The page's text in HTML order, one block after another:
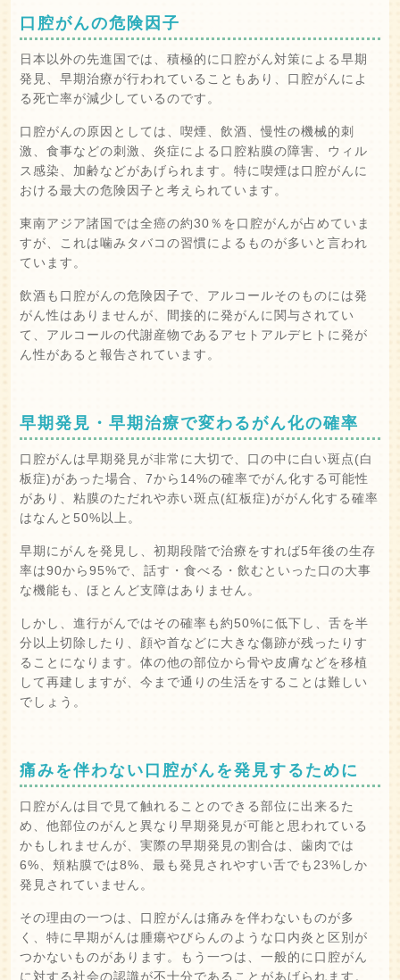
口腔がんの危険因子
日本以外の先進国では、積極的に口腔がん対策による早期
発見、早期治療が行われていることもあり、口腔がんによ
る死亡率が減少しているのです。
口腔がんの原因としては、喫煙、飲酒、慢性の機械的刺
激、食事などの刺激、炎症による口腔粘膜の障害、ウィル
ス感染、加齢などがあげられます。特に喫煙は口腔がんに
おける最大の危険因子と考えられています。
東南アジア諸国では全癌の約30％を口腔がんが占めていま
すが、これは噛みタバコの習慣によるものが多いと言われ
ています。
飲酒も口腔がんの危険因子で、アルコールそのものには発
がん性はありませんが、間接的に発がんに関与されてい
て、アルコールの代謝産物であるアセトアルデヒトに発が
ん性があると報告されています。
早期発見・早期治療で変わるがん化の確率
口腔がんは早期発見が非常に大切で、口の中に白い斑点(白
板症)があった場合、7から14%の確率でがん化する可能性
があり、粘膜のただれや赤い斑点(紅板症)ががん化する確率
はなんと50%以上。
早期にがんを発見し、初期段階で治療をすれば5年後の生存
率は90から95%で、話す・食べる・飲むといった口の大事
な機能も、ほとんど支障はありません。
しかし、進行がんではその確率も約50%に低下し、舌を半
分以上切除したり、顔や首などに大きな傷跡が残ったりす
ることになります。体の他の部位から骨や皮膚などを移植
して再建しますが、今まで通りの生活をすることは難しい
でしょう。
痛みを伴わない口腔がんを発見するために
口腔がんは目で見て触れることのできる部位に出来るた
め、他部位のがんと異なり早期発見が可能と思われている
かもしれませんが、実際の早期発見の割合は、歯肉では
6%、頬粘膜では8%、最も発見されやすい舌でも23%しか
発見されていません。
その理由の一つは、口腔がんは痛みを伴わないものが多
く、特に早期がんは腫瘍やびらんのような口内炎と区別が
つかないものがあります。もう一つは、一般的に口腔がん
に対する社会の認識が不十分であることがあげられます。